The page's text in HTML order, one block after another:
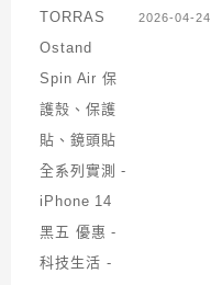
2026-04-24